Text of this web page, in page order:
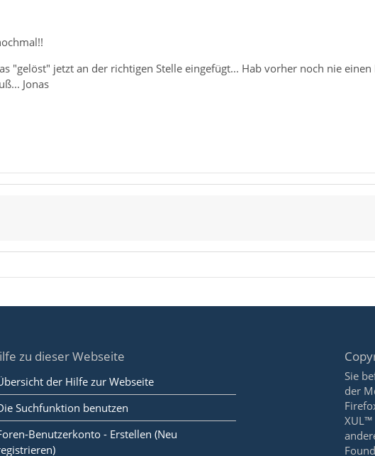
"gelöst" jetzt an der richtigen Stelle eingefügt... Hab vorher noch nie
Jonas
zu dieser Webseite
der Hilfe zur Webseite
Suchfunktion benutzen
Benutzerkonto - Erstellen (Neu
Sie
der
XUL™